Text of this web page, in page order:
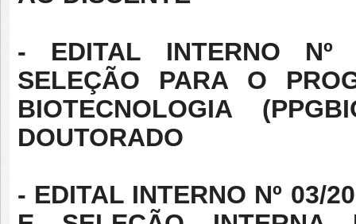
- EDITAL INTERNO Nº
SELEÇÃO PARA O
BIOTECNOLOGIA
DOUTORADO
- EDITAL INTERNO Nº 03/